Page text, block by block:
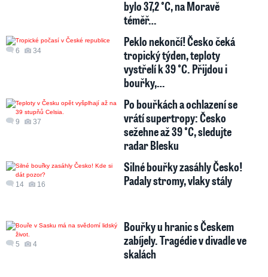
bylo 37,2 °C, na Moravě
téměř…
6 34
Peklo nekončí! Česko čeká
tropický týden, teploty
vystřelí k 39 °C. Přijdou i
bouřky,…
9 37
Po bouřkách a ochlazení se
vrátí supertropy: Česko
sežehne až 39 °C, sledujte
radar Blesku
14 16
Silné bouřky zasáhly Česko!
Padaly stromy, vlaky stály
5 4
Bouřky u hranic s Českem
zabíjely. Tragédie v divadle ve
skalách